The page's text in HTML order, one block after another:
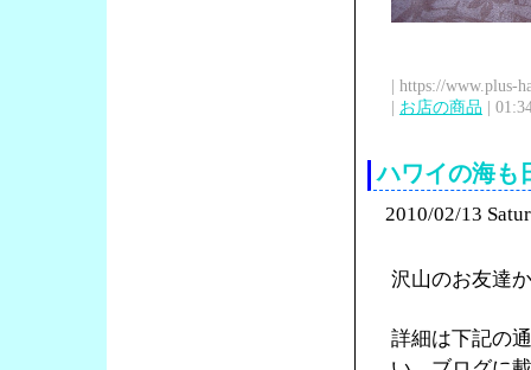
| https://www.plus-
| お店の商品 |
ハワイの海も
2010/02/13
沢山のお友達
詳細は下記の